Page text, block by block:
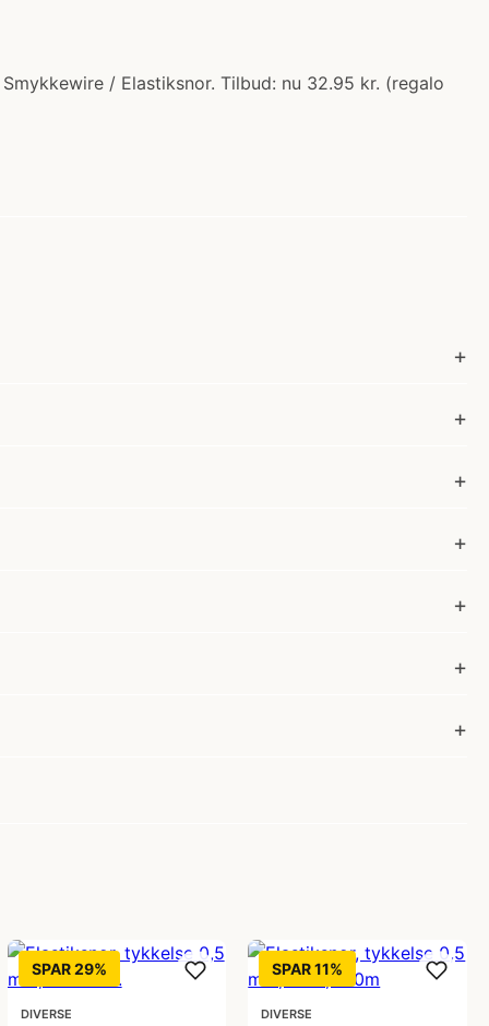
/ Elastiksnor. Tilbud: nu 32.95 kr. (regalo
SPAR 29%
DIVERSE
SPAR 11%
DIVERSE